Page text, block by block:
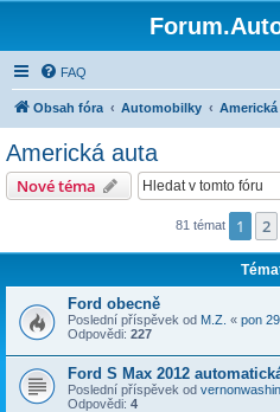
FAQ
Obsah fóra Automobilky Americká
Americká auta
Nové téma
81 témat 1 2
Ford obecně
Poslední příspěvek od M.Z. « pon
Odpovědi: 227
Ford S Max 2012
Poslední příspěvek od
Odpovědi: 4